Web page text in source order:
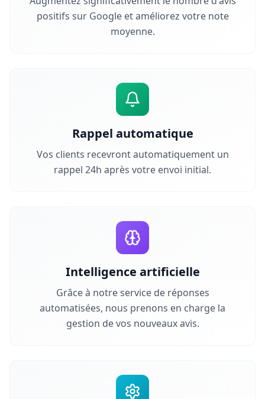
positifs sur Google et améliorez votre note
moyenne.
Rappel automatique
Vos clients recevront automatiquement un
rappel 24h après votre envoi initial.
Intelligence artificielle
Grâce à notre service de réponses
automatisées, nous prenons en charge la
gestion de vos nouveaux avis.